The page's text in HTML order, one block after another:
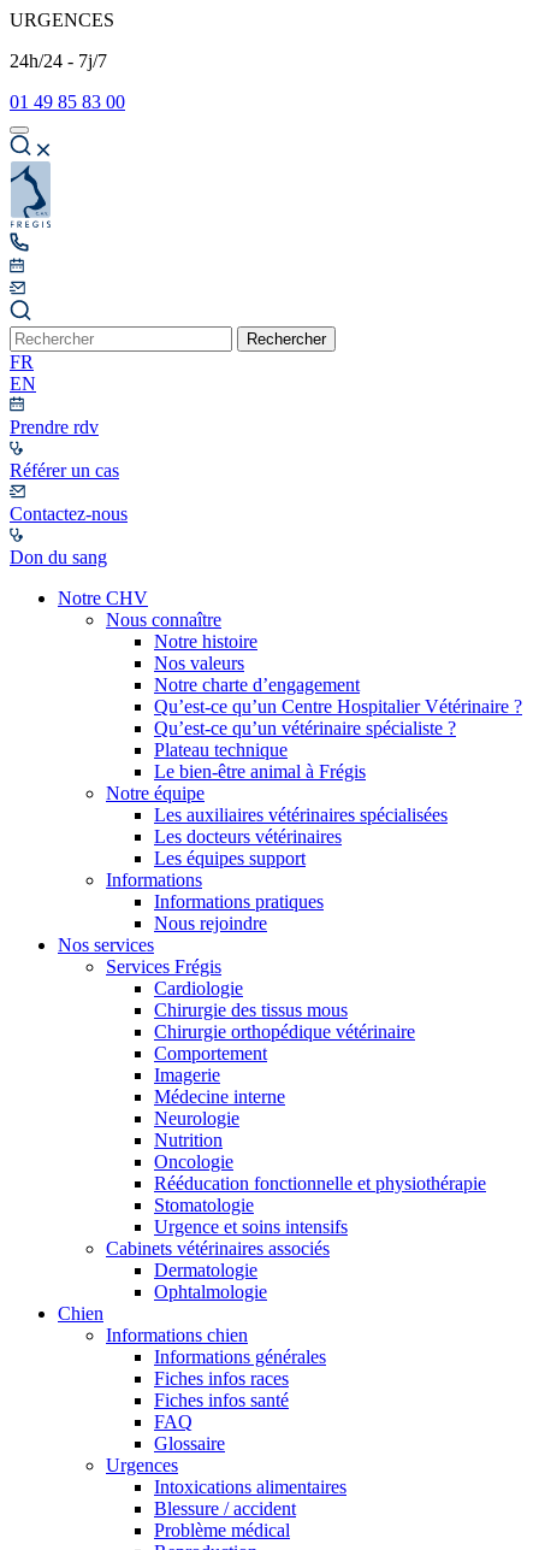
URGENCES
24h/24 - 7j/7
01 49 85 83 00
Rechercher
FR
EN
Prendre rdv
Référer un cas
Contactez-nous
Don du sang
Notre CHV
Nous connaître
Notre histoire
Nos valeurs
Notre charte d’engagement
Qu’est-ce qu’un Centre Hospitalier Vétérinaire ?
Qu’est-ce qu’un vétérinaire spécialiste ?
Plateau technique
Le bien-être animal à Frégis
Notre équipe
Les auxiliaires vétérinaires spécialisées
Les docteurs vétérinaires
Les équipes support
Informations
Informations pratiques
Nous rejoindre
Nos services
Services Frégis
Cardiologie
Chirurgie des tissus mous
Chirurgie orthopédique vétérinaire
Comportement
Imagerie
Médecine interne
Neurologie
Nutrition
Oncologie
Rééducation fonctionnelle et physiothérapie
Stomatologie
Urgence et soins intensifs
Cabinets vétérinaires associés
Dermatologie
Ophtalmologie
Chien
Informations chien
Informations générales
Fiches infos races
Fiches infos santé
FAQ
Glossaire
Urgences
Intoxications alimentaires
Blessure / accident
Problème médical